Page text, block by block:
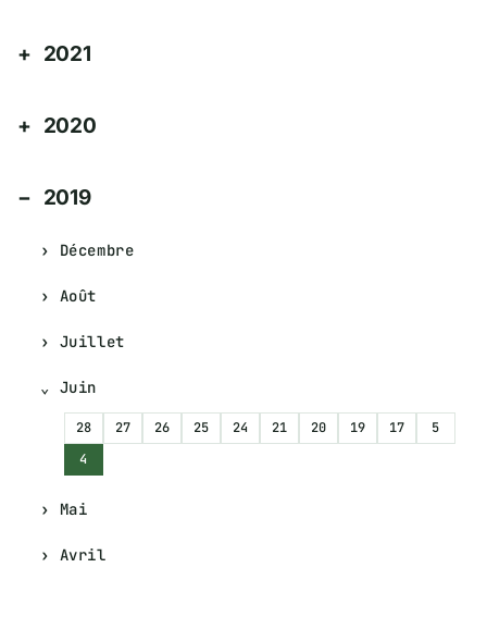
2021
2020
2019
Décembre
Août
Juillet
Juin
28 27 26 25 24 21 20 19 17
5
4
Mai
Avril